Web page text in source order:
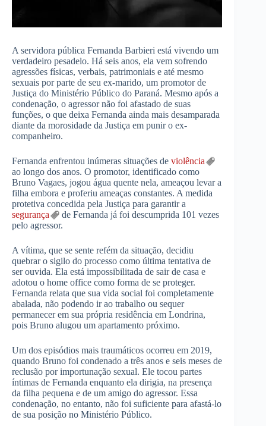
A servidora pública Fernanda Barbieri está vivendo um
verdadeiro pesadelo. Há seis anos, ela vem sofrendo
agressões físicas, verbais, patrimoniais e até mesmo
sexuais por parte de seu ex-marido, um promotor de
Justiça do Ministério Público do Paraná. Mesmo após a
condenação, o agressor não foi afastado de suas
funções, o que deixa Fernanda ainda mais desamparada
diante da morosidade da Justiça em punir o ex-
companheiro.
Fernanda enfrentou inúmeras situações de violência
ao longo dos anos. O promotor, identificado como
Bruno Vagaes, jogou água quente nela, ameaçou levar a
filha embora e proferiu ameaças constantes. A medida
protetiva concedida pela Justiça para garantir a
segurança
de Fernanda já foi descumprida 101 vezes
pelo agressor.
A vítima, que se sente refém da situação, decidiu
quebrar o sigilo do processo como última tentativa de
ser ouvida. Ela está impossibilitada de sair de casa e
adotou o home office como forma de se proteger.
Fernanda relata que sua vida social foi completamente
abalada, não podendo ir ao trabalho ou sequer
permanecer em sua própria residência em Londrina,
pois Bruno alugou um apartamento próximo.
Um dos episódios mais traumáticos ocorreu em 2019,
quando Bruno foi condenado a três anos e seis meses de
reclusão por importunação sexual. Ele tocou partes
íntimas de Fernanda enquanto ela dirigia, na presença
da filha pequena e de um amigo do agressor. Essa
condenação, no entanto, não foi suficiente para afastá-lo
de sua posição no Ministério Público.